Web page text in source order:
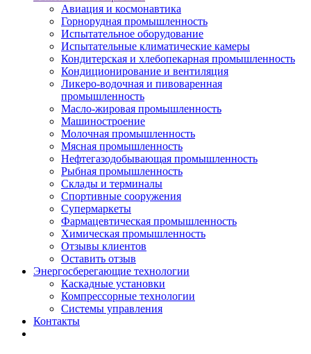
Авиация и космонавтика
Горнорудная промышленность
Испытательное оборудование
Испытательные климатические камеры
Кондитерская и хлебопекарная промышленность
Кондиционирование и вентиляция
Ликеро-водочная и пивоваренная
промышленность
Масло-жировая промышленность
Машиностроение
Молочная промышленность
Мясная промышленность
Нефтегазодобывающая промышленность
Рыбная промышленность
Склады и терминалы
Спортивные сооружения
Супермаркеты
Фармацевтическая промышленность
Химическая промышленность
Отзывы клиентов
Оставить отзыв
Энергосберегающие технологии
Каскадные установки
Компрессорные технологии
Системы управления
Контакты